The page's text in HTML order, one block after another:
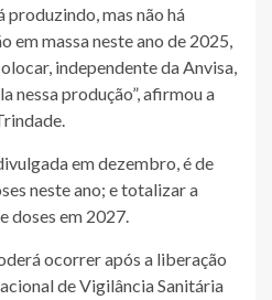
produzindo, mas não há
em massa neste ano de 2025,
independente da Anvisa,
nessa produção”, afirmou a
em dezembro, é de
neste ano; e totalizar a
doses em 2027.
ocorrer após a liberação
de Vigilância Sanitária